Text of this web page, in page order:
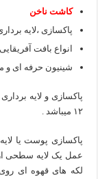
کاشت ناخن
پاکسازی ،لایه
انواع بافت
شینیون حرفه ای و
پاکسازی و لایه
۱۲ میباشد .
پاکسازی پوست یا
عمل یک لایه سطحی
لکه های قهوه ای